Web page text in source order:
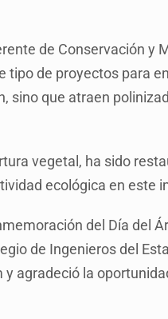
de Conservación y
tipo de proyectos para
sino que atraen
vegetal, ha sido
ecológica en este
del Día del
de Ingenieros del
agradeció la